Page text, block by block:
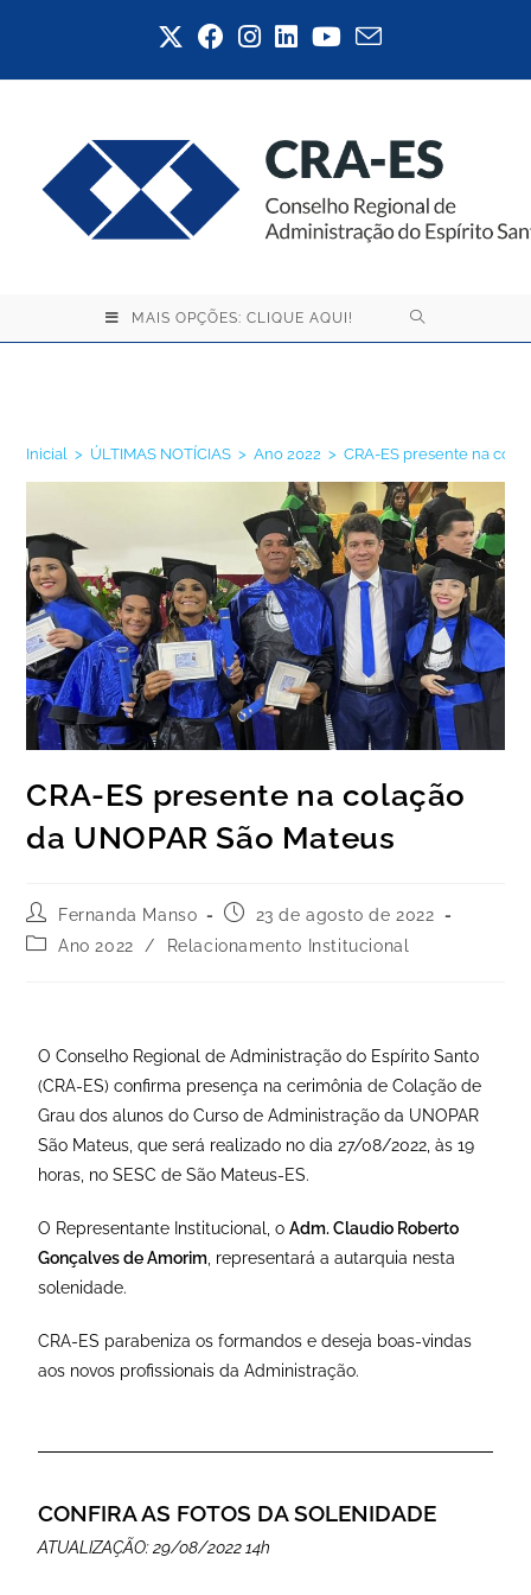
MAIS OPÇÕES: CLIQUE AQUI!
Inicial > ÚLTIMAS NOTÍCIAS > Ano 2022 > CRA-ES presente na
CRA-ES presente na colação
da UNOPAR São Mateus
Fernanda Manso
23 de agosto de 2022
Ano 2022
/ Relacionamento Institucional
O Conselho Regional de Administração do Espírito Santo
(CRA-ES) confirma presença na cerimônia de Colação de
Grau dos alunos do Curso de Administração da UNOPAR
São Mateus, que será realizado no dia 27/08/2022, às 19
horas, no SESC de São Mateus-ES.
O Representante Institucional, oAdm.Claudio Roberto
Gonçalves de Amorim , representará a autarquia nesta
solenidade.
CRA-ES parabeniza os formandos e deseja boas-vindas
aos novos profissionais da Administração.
CONFIRA AS FOTOS DA SOLENIDADE
ATUALIZAÇÃO: 29/08/2022 14h